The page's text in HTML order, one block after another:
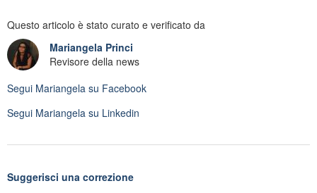
Questo articolo è stato curato e verificato da
Mariangela Princi
Revisore della news
Segui Mariangela su Facebook
Segui Mariangela su Linkedin
Suggerisci una correzione